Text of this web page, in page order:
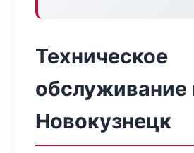
Техническое
обслуживание
Новокузнецк